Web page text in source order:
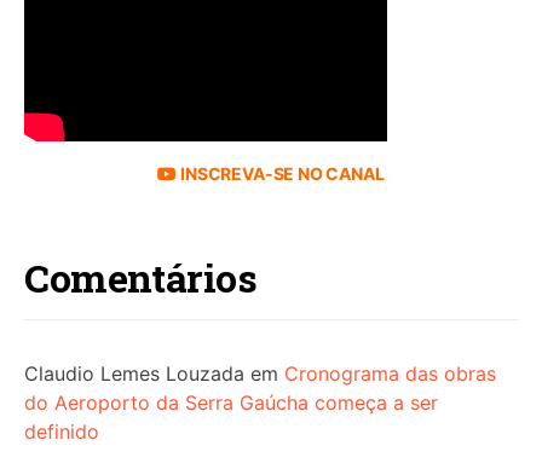
INSCREVA-SE NO CANAL
Comentários
Claudio Lemes Louzada em Cronograma das obras
do Aeroporto da Serra Gaúcha começa a ser
definido